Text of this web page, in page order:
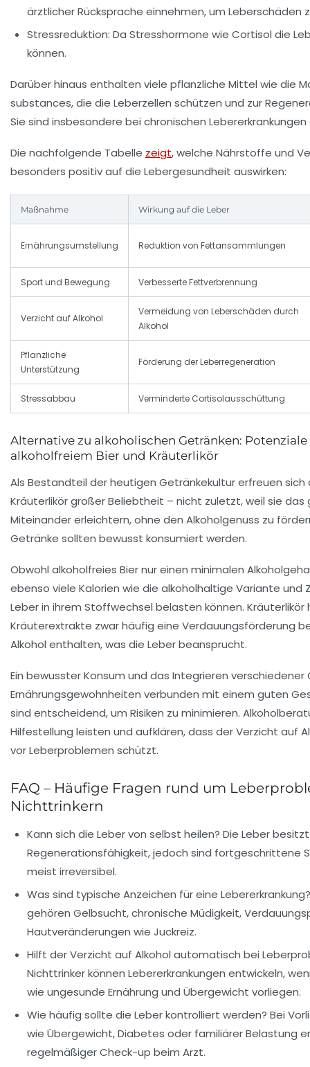
ärztlicher Rücksprache einnehmen, um Leberschäden
Stressreduktion: Da Stresshormone wie Cortisol die
können.
Darüber hinaus enthalten viele pflanzliche Mittel wie die
substances, die die Leberzellen schützen und zur
Sie sind insbesondere bei chronischen
Die nachfolgende Tabelle zeigt, welche Nährstoffe und
besonders positiv auf die Lebergesundheit auswirken:
Maßnahme Wirkung auf die Leber
Ernährungsumstellung Reduktion von Fettansammlungen
Sport und Bewegung Verbesserte Fettverbrennung
Verzicht auf Alkohol
Vermeidung von Leberschäden durch
Alkohol
Pflanzliche
Unterstützung
Förderung der Leberregeneration
Stressabbau Verminderte Cortisolausschüttung
Alternative zu alkoholischen Getränken:
alkoholfreiem Bier und Kräuterlikör
Als Bestandteil der heutigen Getränkekultur erfreuen sich
Kräuterlikör großer Beliebtheit – nicht zuletzt, weil sie
Miteinander erleichtern, ohne den Alkoholgenuss zu
Getränke sollten bewusst konsumiert werden.
Obwohl alkoholfreies Bier nur einen minimalen
ebenso viele Kalorien wie die alkoholhaltige Variante und
Leber in ihrem Stoffwechsel belasten können. Kräuterlikör
Kräuterextrakte zwar häufig eine Verdauungsförderung
Alkohol enthalten, was die Leber beansprucht.
Ein bewusster Konsum und das Integrieren
Ernährungsgewohnheiten verbunden mit einem guten
sind entscheidend, um Risiken zu minimieren.
Hilfestellung leisten und aufklären, dass der Verzicht auf
vor Leberproblemen schützt.
FAQ – Häufige Fragen rund um
Nichttrinkern
Kann sich die Leber von selbst heilen? Die Leber
Regenerationsfähigkeit, jedoch sind fortgeschrittene
meist irreversibel.
Was sind typische Anzeichen für eine Lebererkrankung?
gehören Gelbsucht, chronische Müdigkeit,
Hautveränderungen wie Juckreiz.
Hilft der Verzicht auf Alkohol automatisch bei
Nichttrinker können Lebererkrankungen entwickeln,
wie ungesunde Ernährung und Übergewicht vorliegen.
Wie häufig sollte die Leber kontrolliert werden? Bei
wie Übergewicht, Diabetes oder familiärer Belastung
regelmäßiger Check-up beim Arzt.